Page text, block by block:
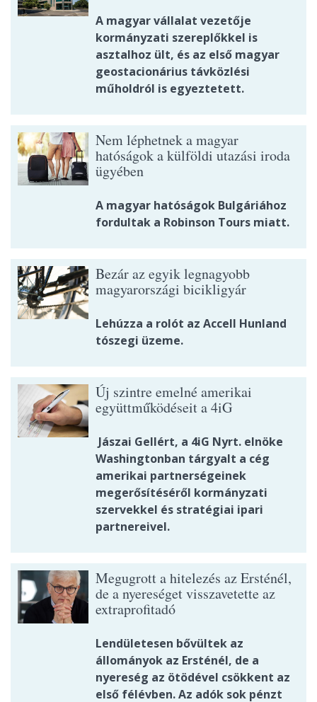
A magyar vállalat vezetője
kormányzati szereplőkkel is
asztalhoz ült, és az első magyar
geostacionárius távközlési
műholdról is egyeztetett.
Nem léphetnek a magyar
hatóságok a külföldi utazási iroda
ügyében
A magyar hatóságok Bulgáriához
fordultak a Robinson Tours miatt.
Bezár az egyik legnagyobb
magyarországi bicikligyár
Lehúzza a rolót az Accell Hunland
tószegi üzeme.
Új szintre emelné amerikai
együttműködéseit a 4iG
Jászai Gellért, a 4iG Nyrt. elnöke
Washingtonban tárgyalt a cég
amerikai partnerségeinek
megerősítéséről kormányzati
szervekkel és stratégiai ipari
partnereivel.
Megugrott a hitelezés az Ersténél,
de a nyereséget visszavetette az
extraprofitadó
Lendületesen bővültek az
állományok az Ersténél, de a
nyereség az ötödével csökkent az
első félévben. Az adók sok pénzt